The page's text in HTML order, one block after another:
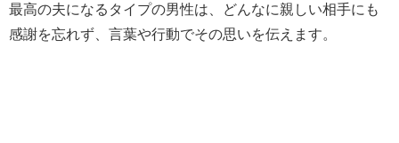
最高の夫になるタイプの男性は、どんなに親しい相手にも
感謝を忘れず、言葉や行動でその思いを伝えます。